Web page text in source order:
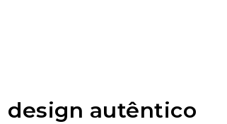
design autêntico